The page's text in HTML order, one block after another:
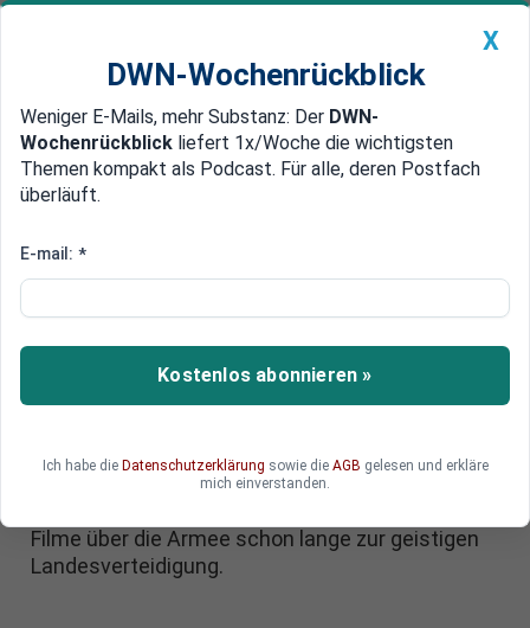
Newsticker MEIN DWN: Geldanlage Premium
Edelmetalle DWN-Magazin China
Gutes Image für Bundeswehr
Maria Furtwängler plant TV-
Serie über
Verteidigungsministerin
Die Schauspielerin Maria Furtwängler plant eine
der Serie dürfte auch versucht werden, die
Bundeswehr noch stärker im öffentlichen
Filme über die Armee schon lange zur geistigen
Landesverteidigung.
X
DWN-Wochenrückblick
Weniger E-Mails, mehr Substanz: Der DWN-
Wochenrückblick liefert 1x/Woche die wichtigsten
Themen kompakt als Podcast. Für alle, deren Postfach
überläuft.
E-mail: *
Kostenlos abonnieren »
Ich habe die Datenschutzerklärung sowie die AGB gelesen und erkläre
mich einverstanden.